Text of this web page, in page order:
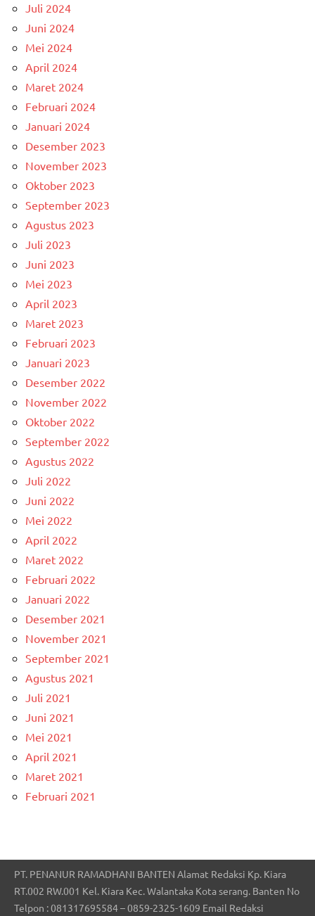
Juli 2024
Juni 2024
Mei 2024
April 2024
Maret 2024
Februari 2024
Januari 2024
Desember 2023
November 2023
Oktober 2023
September 2023
Agustus 2023
Juli 2023
Juni 2023
Mei 2023
April 2023
Maret 2023
Februari 2023
Januari 2023
Desember 2022
November 2022
Oktober 2022
September 2022
Agustus 2022
Juli 2022
Juni 2022
Mei 2022
April 2022
Maret 2022
Februari 2022
Januari 2022
Desember 2021
November 2021
September 2021
Agustus 2021
Juli 2021
Juni 2021
Mei 2021
April 2021
Maret 2021
Februari 2021
PT. PENANUR RAMADHANI BANTEN Alamat Redaksi Kp. Kiara
RT.002 RW.001 Kel. Kiara Kec. Walantaka Kota serang. Banten No
Telpon : 081317695584 – 0859-2325-1609 Email Redaksi